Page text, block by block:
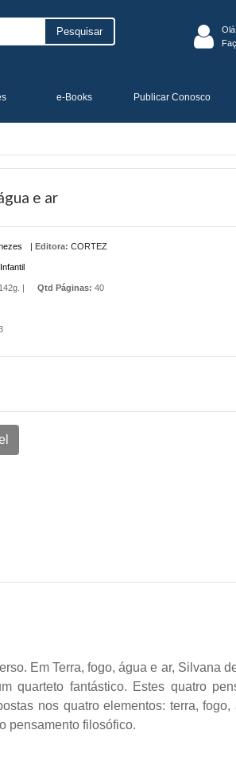
Pesquisar
Olá!
e-Books Publicar Conosco
e ar
| Editora: CORTEZ
142g. | Qtd Páginas: 40
Em Terra, fogo, água e ar, Silvana
fantástico. Estes quatro
nos quatro elementos: terra,
pensamento filosófico.